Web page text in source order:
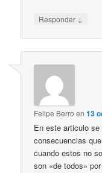
Responder ↓
Felipe Berro en13
En este articulo
consecuencias
cuando estos no
son «de todos»